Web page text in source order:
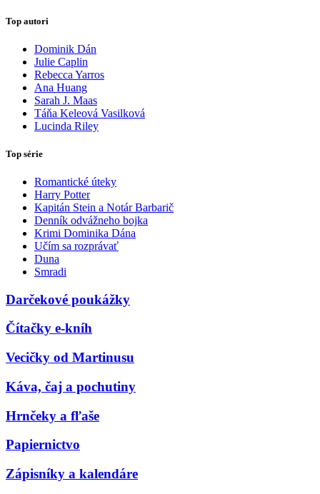
Top autori
Dominik Dán
Julie Caplin
Rebecca Yarros
Ana Huang
Sarah J. Maas
Táňa Keleová Vasilková
Lucinda Riley
Top série
Romantické úteky
Harry Potter
Kapitán Stein a Notár Barbarič
Denník odvážneho bojka
Krimi Dominika Dána
Učím sa rozprávať
Duna
Smradi
Darčekové poukážky
Čítačky e-kníh
Vecičky od Martinusu
Káva, čaj a pochutiny
Hrnčeky a fľaše
Papiernictvo
Zápisníky a kalendáre